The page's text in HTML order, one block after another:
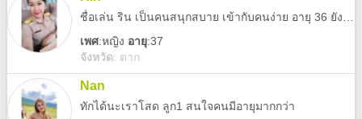
เพศ:หญิง อายุ:37
จังหวัด: ตาก
Nan
ทักได้นะเราโสด ลูก1 สนใจคนมีอายุมากกว่า